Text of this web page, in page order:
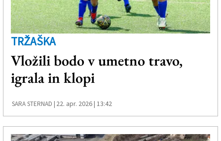
TRŽAŠKA
Vložili bodo v umetno travo,
igrala in klopi
SARA STERNAD | 22. apr. 2026 | 13:42